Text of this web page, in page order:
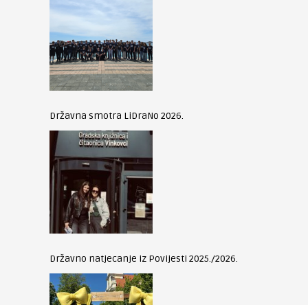
Državna smotra LiDraNo 2026.
Državno natjecanje iz Povijesti 2025./2026.